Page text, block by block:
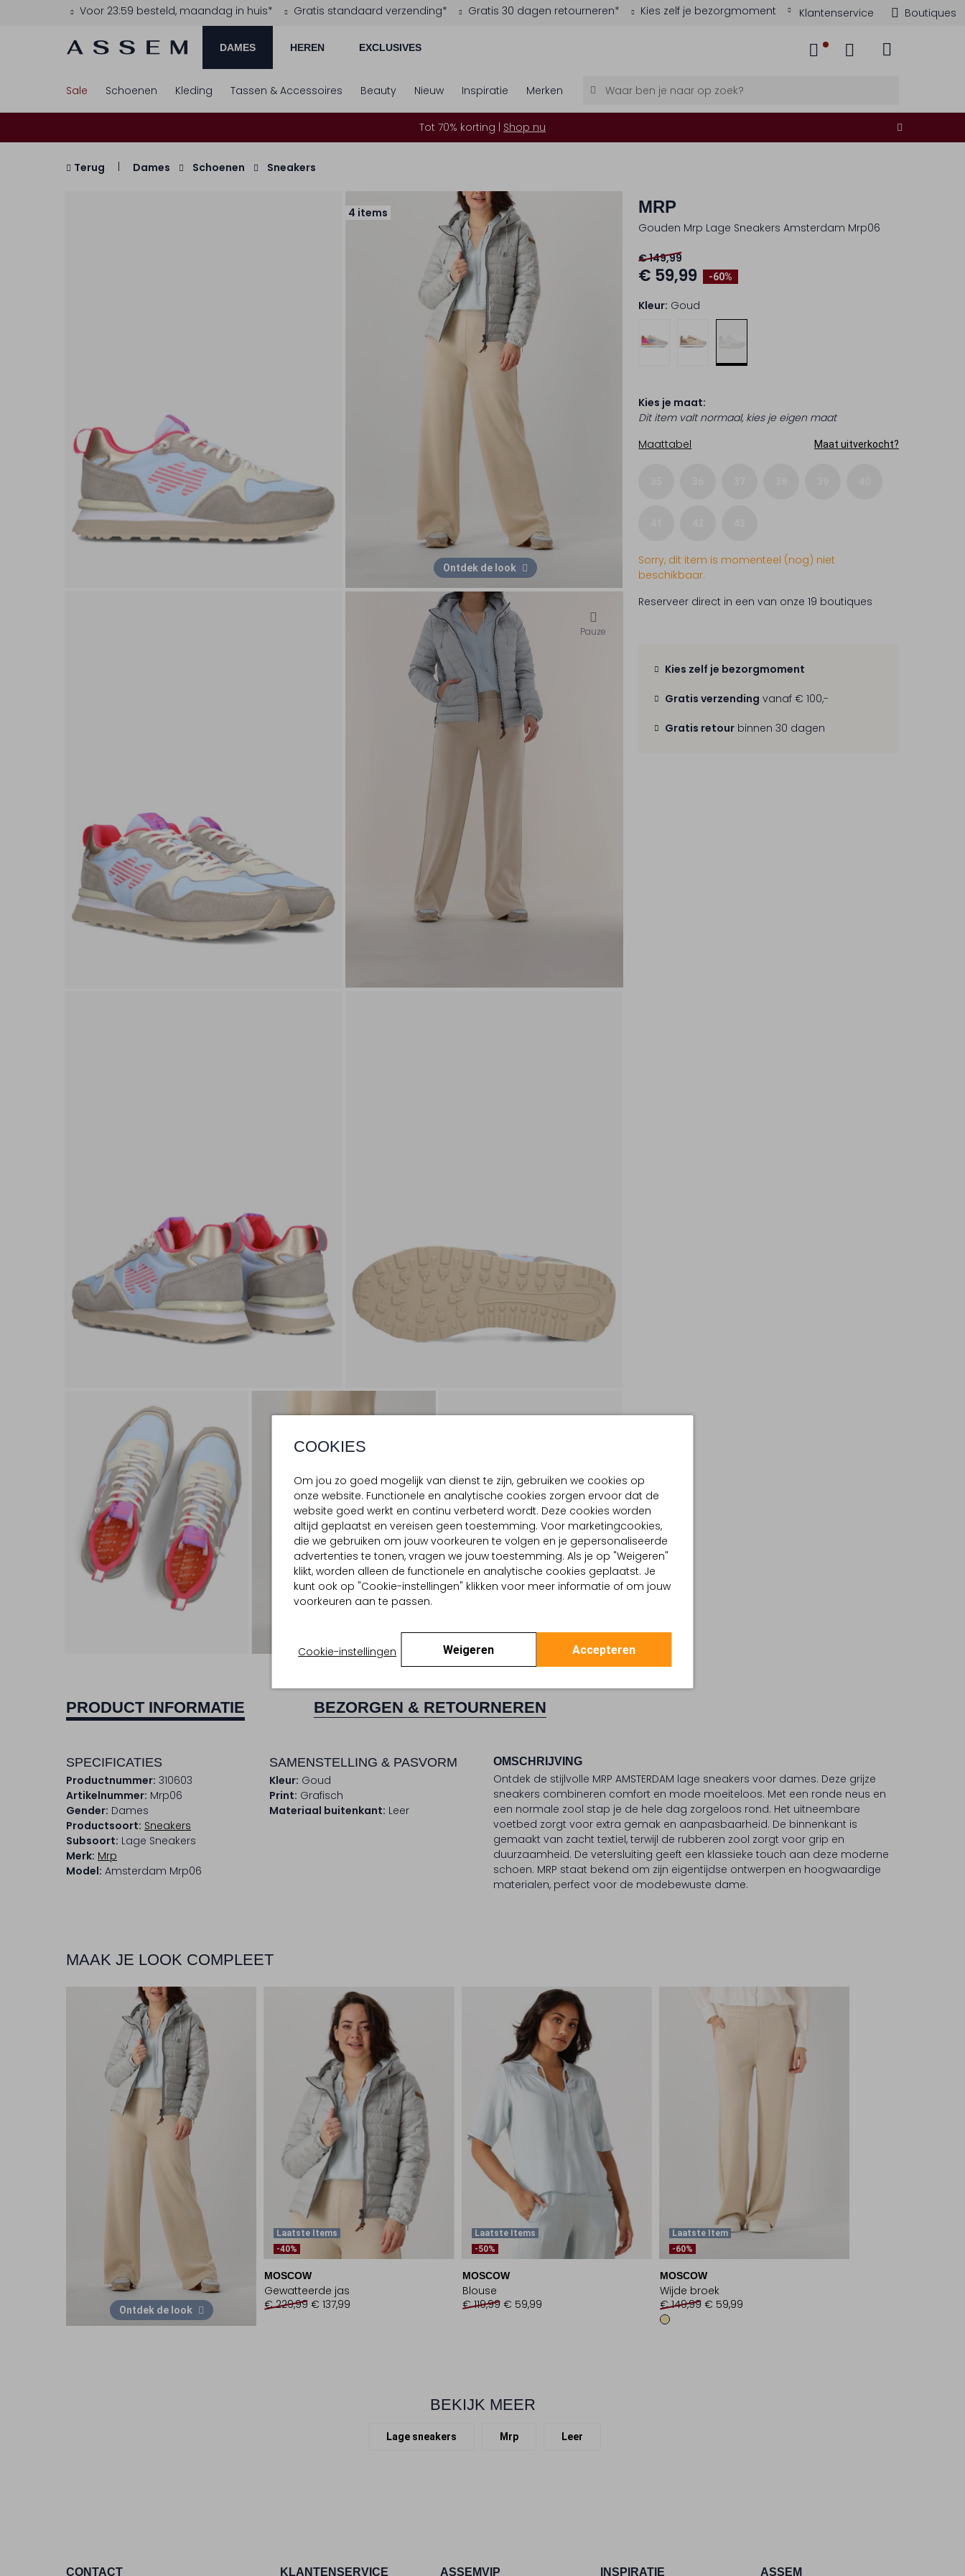
Voor 23:59 besteld, maandag in huis* Gratis standaard verzending* Gratis 30 dagen retourneren* Kies zelf je bezorgmoment Klantenservice Boutiques
DAMES HEREN EXCLUSIVES
COOKIES
Om jou zo goed mogelijk van dienst te zijn, gebruiken we cookies op
onze website. Functionele en analytische cookies zorgen ervoor dat de
website goed werkt en continu verbeterd wordt. Deze cookies worden
altijd geplaatst en vereisen geen toestemming. Voor marketingcookies,
die we gebruiken om jouw voorkeuren te volgen en je gepersonaliseerde
advertenties te tonen, vragen we jouw toestemming. Als je op "Weigeren"
klikt, worden alleen de functionele en analytische cookies geplaatst. Je
kunt ook op "Cookie-instellingen" klikken voor meer informatie of om jouw
voorkeuren aan te passen.
Cookie-instellingen Weigeren Accepteren
Sale Schoenen Kleding Tassen & Accessoires Beauty Nieuw Inspiratie Merken
Tot 70% korting | Shop nu
Terug Dames Schoenen Sneakers
4 items
Ontdek de look
Pauze
MRP
Gouden Mrp Lage Sneakers Amsterdam Mrp06
-60%
€ 149,99
€ 59,99
Kleur: Goud
Kies je maat:
Dit item valt normaal, kies je eigen maat
Maattabel
Maat uitverkocht?
Sorry, dit item is momenteel (nog) niet
beschikbaar.
Reserveer direct in een van onze 19 boutiques
Kies zelf je bezorgmoment
Gratis verzending vanaf € 100,-
Gratis retour binnen 30 dagen
PRODUCT INFORMATIE BEZORGEN & RETOURNEREN
SPECIFICATIES
Productnummer: 310603
Artikelnummer: Mrp06
Gender: Dames
Productsoort: Sneakers
Subsoort: Lage Sneakers
Merk: Mrp
Model: Amsterdam Mrp06
SAMENSTELLING & PASVORM
Kleur: Goud
Print: Grafisch
Materiaal buitenkant: Leer
OMSCHRIJVING
Ontdek de stijlvolle MRP AMSTERDAM lage sneakers voor dames. Deze grijze
sneakers combineren comfort en mode moeiteloos. Met een ronde neus en
een normale zool stap je de hele dag zorgeloos rond. Het uitneembare
voetbed zorgt voor extra gemak en aanpasbaarheid. De binnenkant is
gemaakt van zacht textiel, terwijl de rubberen zool zorgt voor grip en
duurzaamheid. De vetersluiting geeft een klassieke touch aan deze moderne
schoen. MRP staat bekend om zijn eigentijdse ontwerpen en hoogwaardige
materialen, perfect voor de modebewuste dame.
MAAK JE LOOK COMPLEET
Ontdek de look
Laatste Items
-40%
MOSCOW
Gewatteerde jas
€ 229,99 € 137,99
Laatste Items
-50%
MOSCOW
Blouse
€ 119,99 € 59,99
Laatste Item
-60%
MOSCOW
Wijde broek
€ 149,99 € 59,99
BEKIJK MEER
Lage sneakers Mrp Leer
CONTACT KLANTENSERVICE ASSEMVIP INSPIRATIE ASSEM